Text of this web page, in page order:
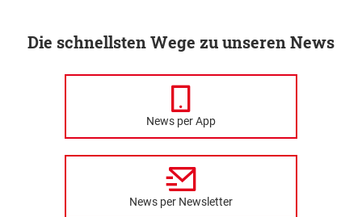
Die schnellsten Wege zu unseren News
News per App
News per Newsletter